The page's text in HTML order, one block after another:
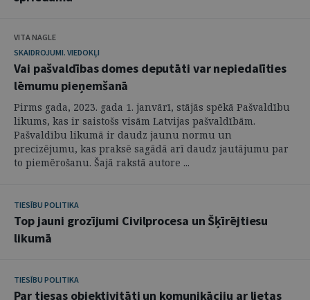
VITA NAGLE
SKAIDROJUMI. VIEDOKĻI
Vai pašvaldības domes deputāti var nepiedalīties
lēmumu pieņemšanā
Pirms gada, 2023. gada 1. janvārī, stājās spēkā Pašvaldību
likums, kas ir saistošs visām Latvijas pašvaldībām.
Pašvaldību likumā ir daudz jaunu normu un
precizējumu, kas praksē sagādā arī daudz jautājumu par
to piemērošanu. Šajā rakstā autore ...
TIESĪBU POLITIKA
Top jauni grozījumi Civilprocesa un Šķīrējtiesu
likumā
TIESĪBU POLITIKA
Par tiesas objektivitāti un komunikāciju ar lietas